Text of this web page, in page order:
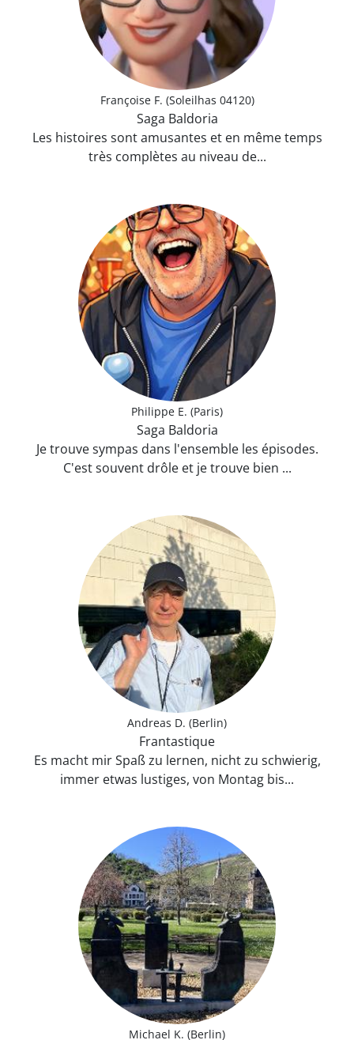
Françoise F. (Soleilhas 04120)
Saga Baldoria
Les histoires sont amusantes et en même temps
très complètes au niveau de...
Philippe E. (Paris)
Saga Baldoria
Je trouve sympas dans l'ensemble les épisodes.
C'est souvent drôle et je trouve bien ...
Andreas D. (Berlin)
Frantastique
Es macht mir Spaß zu lernen, nicht zu schwierig,
immer etwas lustiges, von Montag bis...
Michael K. (Berlin)